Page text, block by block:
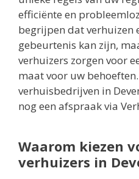
efficiënte en
begrijpen dat verhuizen
gebeurtenis kan zijn,
verhuizers zorgen voor
maat voor uw
verhuisbedrijven in
nog een afspraak via
Waarom kiezen
verhuizers in